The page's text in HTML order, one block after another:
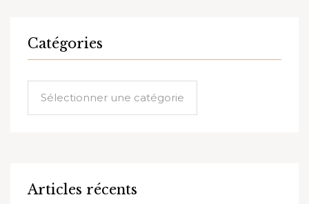
Catégories
Articles récents